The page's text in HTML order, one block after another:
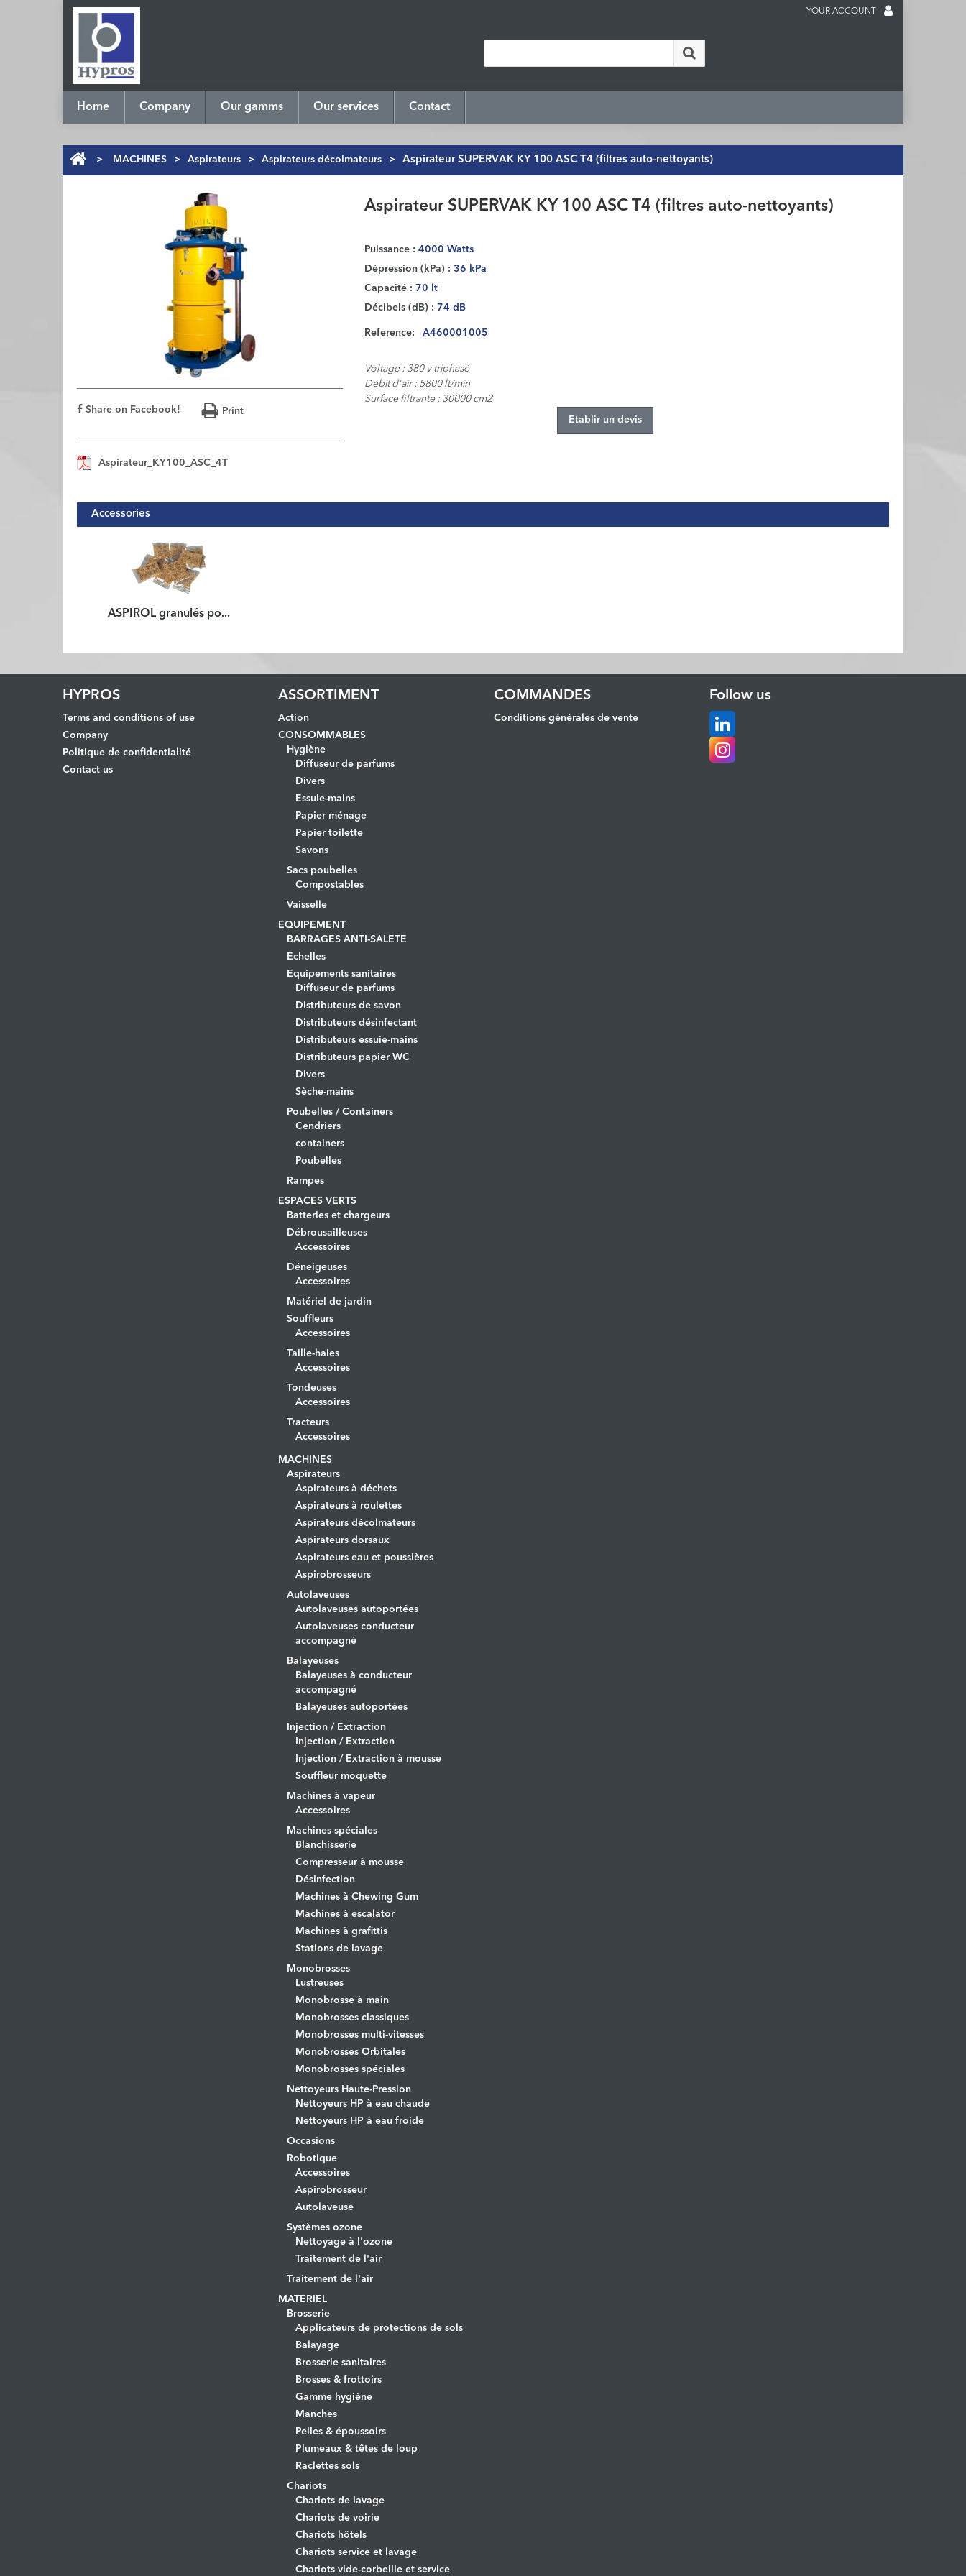
YOUR ACCOUNT
Home Company Our gamms Our services Contact
> MACHINES > Aspirateurs > Aspirateurs décolmateurs > Aspirateur SUPERVAK KY 100 ASC T4 (filtres auto-nettoyants)
Share on Facebook! Print
Aspirateur_KY100_ASC_4T
Aspirateur SUPERVAK KY 100 ASC T4 (filtres auto-nettoyants)
Puissance : 4000 Watts
Dépression (kPa) : 36 kPa
Capacité : 70 lt
Décibels (dB) : 74 dB
Reference: A460001005
Voltage : 380 v triphasé
Débit d'air : 5800 lt/min
Surface filtrante : 30000 cm2
Etablir un devis
Accessories
ASPIROL granulés po...
HYPROS
Terms and conditions of use
Company
Politique de confidentialité
Contact us
ASSORTIMENT
Action
CONSOMMABLES
Hygiène
Diffuseur de parfums
Divers
Essuie-mains
Papier ménage
Papier toilette
Savons
Sacs poubelles
Compostables
Vaisselle
EQUIPEMENT
BARRAGES ANTI-SALETE
Echelles
Equipements sanitaires
Diffuseur de parfums
Distributeurs de savon
Distributeurs désinfectant
Distributeurs essuie-mains
Distributeurs papier WC
Divers
Sèche-mains
Poubelles / Containers
Cendriers
containers
Poubelles
Rampes
ESPACES VERTS
Batteries et chargeurs
Débrousailleuses
Accessoires
Déneigeuses
Accessoires
Matériel de jardin
Souffleurs
Accessoires
Taille-haies
Accessoires
Tondeuses
Accessoires
Tracteurs
Accessoires
MACHINES
Aspirateurs
Aspirateurs à déchets
Aspirateurs à roulettes
Aspirateurs décolmateurs
Aspirateurs dorsaux
Aspirateurs eau et poussières
Aspirobrosseurs
Autolaveuses
Autolaveuses autoportées
Autolaveuses conducteur
accompagné
Balayeuses
Balayeuses à conducteur
accompagné
Balayeuses autoportées
Injection / Extraction
Injection / Extraction
Injection / Extraction à mousse
Souffleur moquette
Machines à vapeur
Accessoires
Machines spéciales
Blanchisserie
Compresseur à mousse
Désinfection
Machines à Chewing Gum
Machines à escalator
Machines à grafittis
Stations de lavage
Monobrosses
Lustreuses
Monobrosse à main
Monobrosses classiques
Monobrosses multi-vitesses
Monobrosses Orbitales
Monobrosses spéciales
Nettoyeurs Haute-Pression
Nettoyeurs HP à eau chaude
Nettoyeurs HP à eau froide
Occasions
Robotique
Accessoires
Aspirobrosseur
Autolaveuse
Systèmes ozone
Nettoyage à l'ozone
Traitement de l'air
Traitement de l'air
MATERIEL
Brosserie
Applicateurs de protections de sols
Balayage
Brosserie sanitaires
Brosses & frottoirs
Gamme hygiène
Manches
Pelles & époussoirs
Plumeaux & têtes de loup
Raclettes sols
Chariots
Chariots de lavage
Chariots de voirie
Chariots hôtels
Chariots service et lavage
Chariots vide-corbeille et service
COMMANDES
Conditions générales de vente
Follow us